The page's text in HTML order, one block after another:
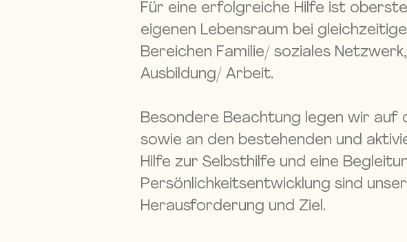
Für eine erfolgreiche Hilfe ist
eigenen Lebensraum bei
Bereichen Familie/ soziales
Ausbildung/ Arbeit.
Besondere Beachtung legen wir auf
sowie an den bestehenden und
Hilfe zur Selbsthilfe und eine
Persönlichkeitsentwicklung sind
Herausforderung und Ziel.